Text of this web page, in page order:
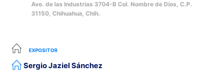
Ave. de las Industrias 3704-B Col. Nombre de Dios, C.P.
31150, Chihuahua, Chih.
EXPOSITOR
Sergio Jaziel Sánchez